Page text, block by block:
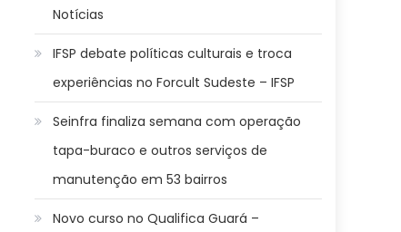
Notícias
IFSP debate políticas culturais e troca
experiências no Forcult Sudeste – IFSP
Seinfra finaliza semana com operação
tapa-buraco e outros serviços de
manutenção em 53 bairros
Novo curso no Qualifica Guará –